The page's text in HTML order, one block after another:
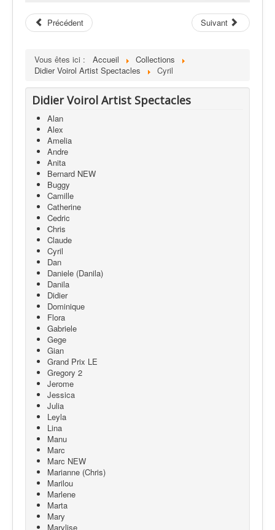
Précédent Suivant
Vous êtes ici : Accueil
Collections
Didier Voirol Artist Spectacles
Cyril
Didier Voirol Artist Spectacles
Alan
Alex
Amelia
Andre
Anita
Bernard NEW
Buggy
Camille
Catherine
Cedric
Chris
Claude
Cyril
Dan
Daniele (Danila)
Danila
Didier
Dominique
Flora
Gabriele
Gege
Gian
Grand Prix LE
Gregory 2
Jerome
Jessica
Julia
Leyla
Lina
Manu
Marc
Marc NEW
Marianne (Chris)
Marilou
Marlene
Marta
Mary
Marylise